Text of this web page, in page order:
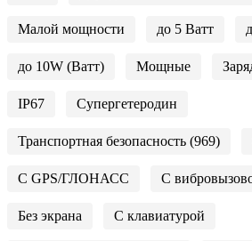
Малой мощности до 5 Ватт
до 10W (Ватт) Мощные
IP67 Супергетеродин
Транспортная безопасность (969)
С GPS/ГЛОНАСС С
Без экрана С клавиатурой